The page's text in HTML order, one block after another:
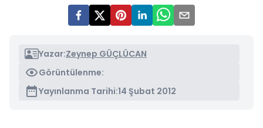
Yazar:Zeynep GÜÇLÜCAN
Görüntülenme:
Yayınlanma Tarihi:14 Şubat 2012